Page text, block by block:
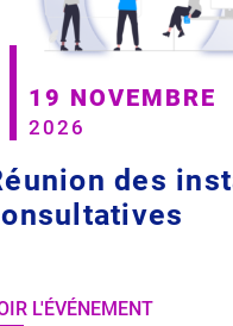
19 NOVEMBRE
2026
des
L'ÉVÉNEMENT